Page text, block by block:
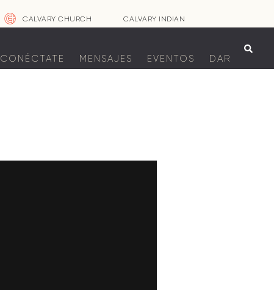
CALVARY CHURCH CALVARY INDIAN

CONÉCTATE MENSAJES EVENTOS DAR